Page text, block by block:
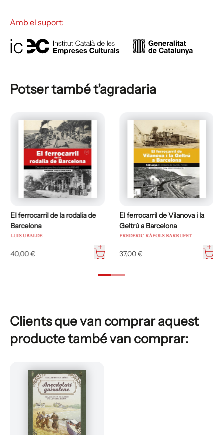
Amb el suport:
Potser també t'agradaria
El ferrocarril de la rodalia de
Barcelona
LUIS UBALDE
40,00 €
El ferrocarril de Vilanova i la
Geltrú a Barcelona
FREDERIC RÀFOLS BARRUFET
37,00 €
Clients que van comprar aquest
producte també van comprar: